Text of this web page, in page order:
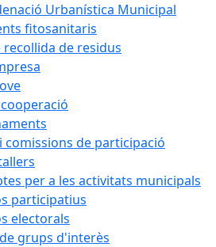
Urbanística Municipal
fitosanitaris
recollida de residus
comissions de participació
per a les activitats municipals
participatius
electorals
grups d'interès